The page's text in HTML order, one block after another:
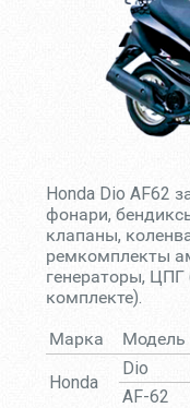
Honda Dio AF62
фонари,
клапаны,
ремкомплекты
генераторы,
комплекте).
Марка
Модель
Honda
Dio
AF-62